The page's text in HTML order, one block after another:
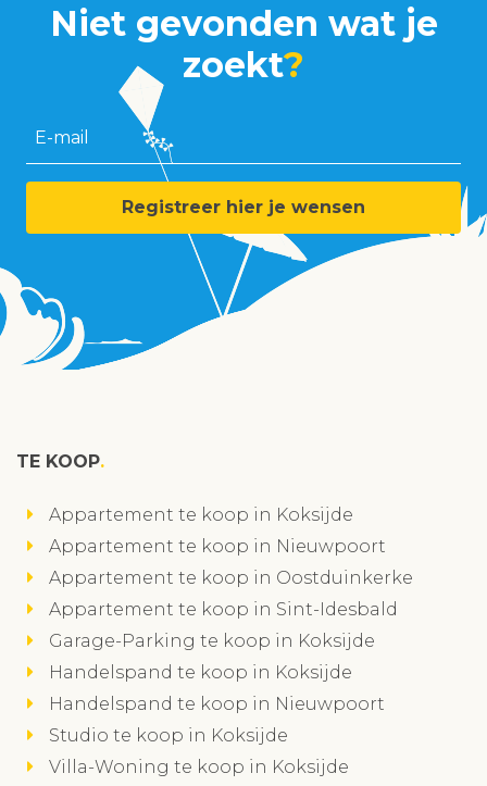
Niet gevonden wat je
zoekt?
E-mail
Registreer hier je wensen
TE KOOP
Appartement te koop in Koksijde
Appartement te koop in Nieuwpoort
Appartement te koop in Oostduinkerke
Appartement te koop in Sint-Idesbald
Garage-Parking te koop in Koksijde
Handelspand te koop in Koksijde
Handelspand te koop in Nieuwpoort
Studio te koop in Koksijde
Villa-Woning te koop in Koksijde